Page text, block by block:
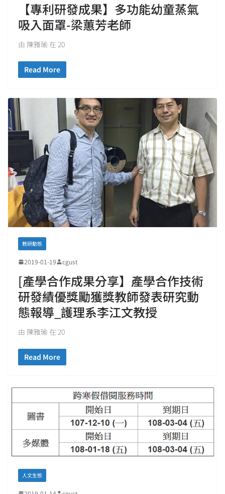
【專利研發成果】多功能幼童蒸氣
吸入面罩-梁蕙芳老師
由 陳雅瑜 在 20
Read More
教研動態
2019-01-19 cgust
[產學合作成果分享】產學合作技術
研發績優獎勵獲獎教師發表研究動
態報導_護理系李江文教授
由 陳雅瑜 在 20
Read More
人文生態